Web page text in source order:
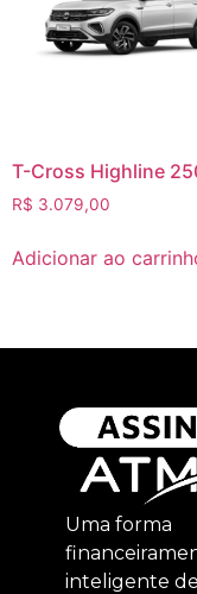
T-Cross Highline
R$ 3.079,00
Adicionar ao
Uma forma
inteligente